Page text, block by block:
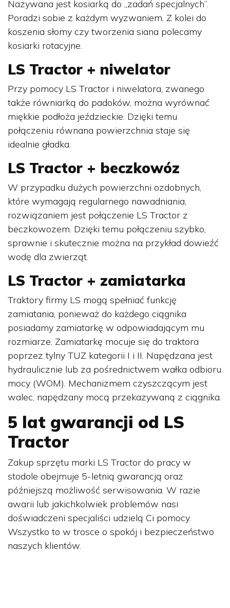
Nazywana jest kosiarką do „zadań specjalnych”.
Poradzi sobie z każdym wyzwaniem. Z kolei do
koszenia słomy czy tworzenia siana polecamy
kosiarki rotacyjne.
LS Tractor + niwelator
Przy pomocy LS Tractor i niwelatora, zwanego
także równiarką do padoków, można wyrównać
miękkie podłoża jeździeckie. Dzięki temu
połączeniu równana powierzchnia staje się
idealnie gładka.
LS Tractor + beczkowóz
W przypadku dużych powierzchni ozdobnych,
które wymagają regularnego nawadniania,
rozwiązaniem jest połączenie LS Tractor z
beczkowozem. Dzięki temu połączeniu szybko,
sprawnie i skutecznie można na przykład dowieźć
wodę dla zwierząt.
LS Tractor + zamiatarka
Traktory firmy LS mogą spełniać funkcję
zamiatania, ponieważ do każdego ciągnika
posiadamy zamiatarkę w odpowiadającym mu
rozmiarze. Zamiatarkę mocuje się do traktora
poprzez tylny TUZ kategorii I i II. Napędzana jest
hydraulicznie lub za pośrednictwem wałka odbioru
mocy (WOM). Mechanizmem czyszczącym jest
walec, napędzany mocą przekazywaną z ciągnika.
5 lat gwarancji od LS
Tractor
Zakup sprzętu marki LS Tractor do pracy w
stodole obejmuje 5-letnią gwarancją oraz
późniejszą możliwość serwisowania. W razie
awarii lub jakichkolwiek problemów nasi
doświadczeni specjaliści udzielą Ci pomocy.
Wszystko to w trosce o spokój i bezpieczeństwo
naszych klientów.